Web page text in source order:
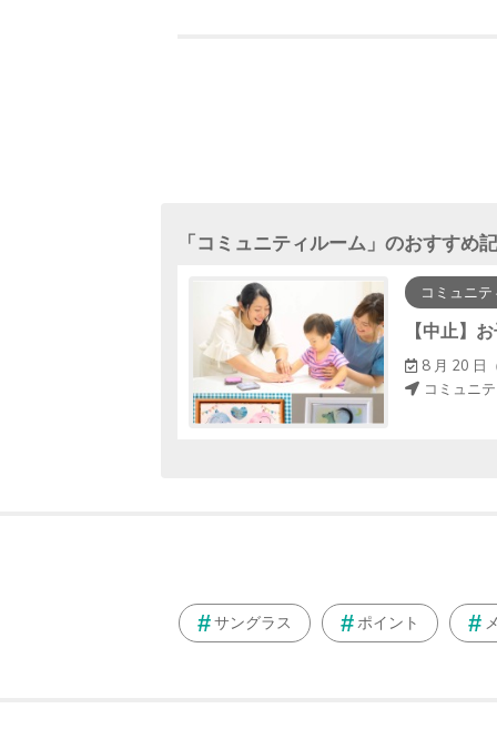
「コミュニティルーム 」のおすすめ
コミュニ
8 月 20 日
コミュニ
サングラス ポイント